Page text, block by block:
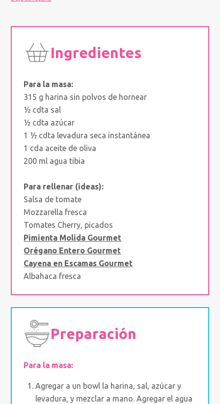
Ingredientes
Para la masa:
315 g harina sin polvos de hornear
½ cdta sal
½ cdta azúcar
1 ½ cdta levadura seca instantánea
1 cda aceite de oliva
200 ml agua tibia
Para rellenar (ideas):
Salsa de tomate
Mozzarella fresca
Tomates Cherry, picados
Pimienta Molida Gourmet
Orégano Entero Gourmet
Cayena en Escamas Gourmet
Albahaca fresca
Preparación
Para la masa:
Agregar a un bowl la harina, sal, azúcar y
levadura, y mezclar a mano. Agregar el agua